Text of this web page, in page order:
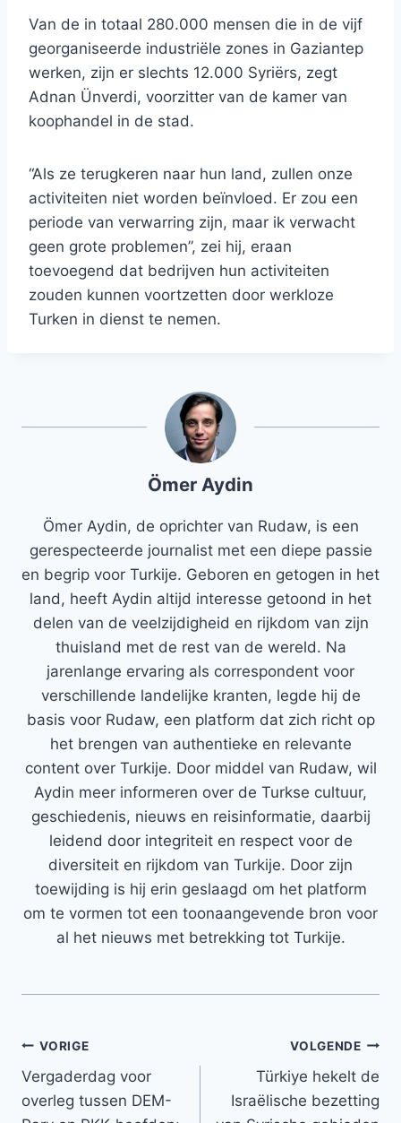
Van de in totaal 280.000 mensen die in de vijf
georganiseerde industriële zones in Gaziantep
werken, zijn er slechts 12.000 Syriërs, zegt
Adnan Ünverdi, voorzitter van de kamer van
koophandel in de stad.
“Als ze terugkeren naar hun land, zullen onze
activiteiten niet worden beïnvloed. Er zou een
periode van verwarring zijn, maar ik verwacht
geen grote problemen”, zei hij, eraan
toevoegend dat bedrijven hun activiteiten
zouden kunnen voortzetten door werkloze
Turken in dienst te nemen.
Ömer Aydin
Ömer Aydin, de oprichter van Rudaw, is een
gerespecteerde journalist met een diepe passie
en begrip voor Turkije. Geboren en getogen in het
land, heeft Aydin altijd interesse getoond in het
delen van de veelzijdigheid en rijkdom van zijn
thuisland met de rest van de wereld. Na
jarenlange ervaring als correspondent voor
verschillende landelijke kranten, legde hij de
basis voor Rudaw, een platform dat zich richt op
het brengen van authentieke en relevante
content over Turkije. Door middel van Rudaw, wil
Aydin meer informeren over de Turkse cultuur,
geschiedenis, nieuws en reisinformatie, daarbij
leidend door integriteit en respect voor de
diversiteit en rijkdom van Turkije. Door zijn
toewijding is hij erin geslaagd om het platform
om te vormen tot een toonaangevende bron voor
al het nieuws met betrekking tot Turkije.
Bericht
navigatie
VORIGE
Vergaderdag voor
overleg tussen DEM-
VOLGENDE
Türkiye hekelt de
Israëlische bezetting